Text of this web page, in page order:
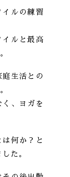
イルの練習
イルと最高
庭生活との
、ヨガを
何か？と
た。